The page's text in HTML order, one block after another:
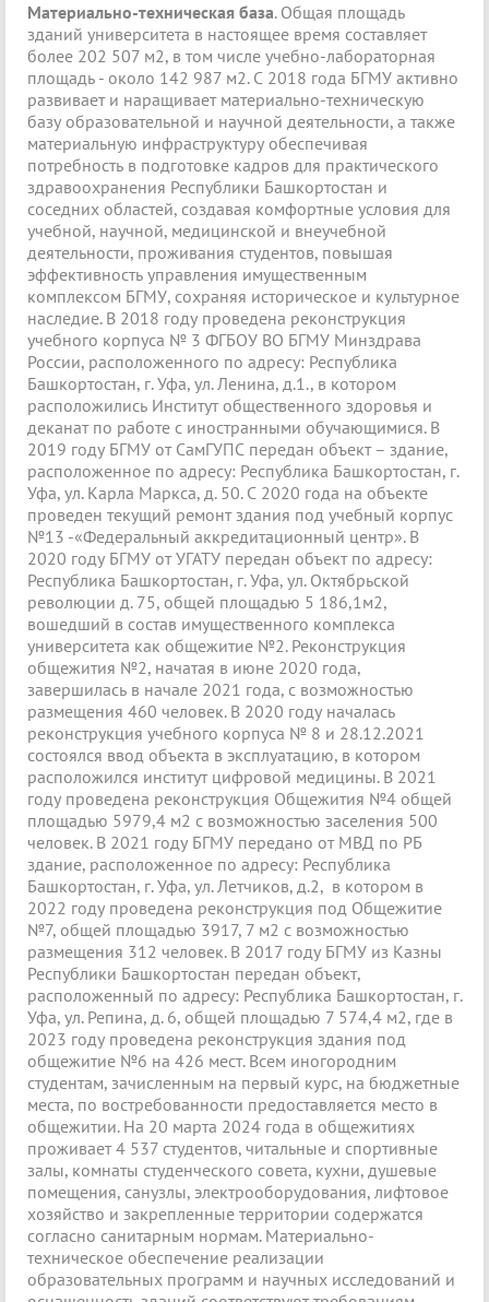
Материально-техническая база. Общая площадь
зданий университета в настоящее время составляет
более 202 507 м2, в том числе учебно-лабораторная
площадь - около 142 987 м2. С 2018 года БГМУ активно
развивает и наращивает материально-техническую
базу образовательной и научной деятельности, а также
материальную инфраструктуру обеспечивая
потребность в подготовке кадров для практического
здравоохранения Республики Башкортостан и
соседних областей, создавая комфортные условия для
учебной, научной, медицинской и внеучебной
деятельности, проживания студентов, повышая
эффективность управления имущественным
комплексом БГМУ, сохраняя историческое и культурное
наследие. В 2018 году проведена реконструкция
учебного корпуса № 3 ФГБОУ ВО БГМУ Минздрава
России, расположенного по адресу: Республика
Башкортостан, г. Уфа, ул. Ленина, д.1., в котором
расположились Институт общественного здоровья и
деканат по работе с иностранными обучающимися. В
2019 году БГМУ от СамГУПС передан объект – здание,
расположенное по адресу: Республика Башкортостан, г.
Уфа, ул. Карла Маркса, д. 50. С 2020 года на объекте
проведен текущий ремонт здания под учебный корпус
№13 -«Федеральный аккредитационный центр». В
2020 году БГМУ от УГАТУ передан объект по адресу:
Республика Башкортостан, г. Уфа, ул. Октябрьской
революции д. 75, общей площадью 5 186,1м2,
вошедший в состав имущественного комплекса
университета как общежитие №2. Реконструкция
общежития №2, начатая в июне 2020 года,
завершилась в начале 2021 года, с возможностью
размещения 460 человек. В 2020 году началась
реконструкция учебного корпуса № 8 и 28.12.2021
состоялся ввод объекта в эксплуатацию, в котором
расположился институт цифровой медицины. В 2021
году проведена реконструкция Общежития №4 общей
площадью 5979,4 м2 с возможностью заселения 500
человек. В 2021 году БГМУ передано от МВД по РБ
здание, расположенное по адресу: Республика
Башкортостан, г. Уфа, ул. Летчиков, д.2, в котором в
2022 году проведена реконструкция под Общежитие
№7, общей площадью 3917, 7 м2 с возможностью
размещения 312 человек. В 2017 году БГМУ из Казны
Республики Башкортостан передан объект,
расположенный по адресу: Республика Башкортостан, г.
Уфа, ул. Репина, д. 6, общей площадью 7 574,4 м2, где в
2023 году проведена реконструкция здания под
общежитие №6 на 426 мест. Всем иногородним
студентам, зачисленным на первый курс, на бюджетные
места, по востребованности предоставляется место в
общежитии. На 20 марта 2024 года в общежитиях
проживает 4 537 студентов, читальные и спортивные
залы, комнаты студенческого совета, кухни, душевые
помещения, санузлы, электрооборудования, лифтовое
хозяйство и закрепленные территории содержатся
согласно санитарным нормам. Материально-
техническое обеспечение реализации
образовательных программ и научных исследований и